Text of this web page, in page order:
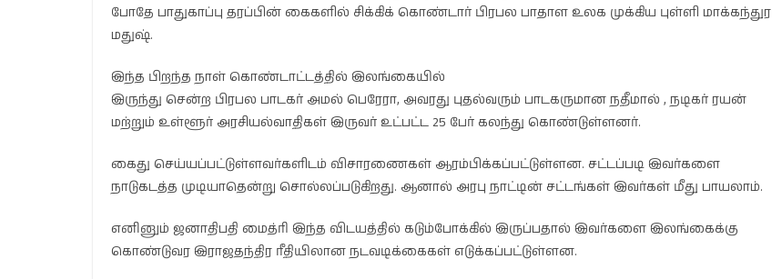
போதே பாதுகாப்பு தரப்பின் கைகளில் சிக்கிக் கொண்டார் பிரபல பாதாள உலக முக்கிய புள்ளி மாக்கந்துர
மதுஷ்.
இந்த பிறந்த நாள் கொண்டாட்டத்தில் இலங்கையில்
இருந்து சென்ற பிரபல பாடகர் அமல் பெரேரா, அவரது புதல்வரும் பாடகருமான நதீமால் , நடிகர் ரயன்
மற்றும் உள்ளூர் அரசியல்வாதிகள் இருவர் உட்பட்ட 25 பேர் கலந்து கொண்டுள்ளனர்.
கைது செய்யப்பட்டுள்ளவர்களிடம் விசாரணைகள் ஆரம்பிக்கப்பட்டுள்ளன. சட்டப்படி இவர்களை
நாடுகடத்த முடியாதென்று சொல்லப்படுகிறது. ஆனால் அரபு நாட்டின் சட்டங்கள் இவர்கள் மீது பாயலாம்.
எனினும் ஜனாதிபதி மைத்ரி இந்த விடயத்தில் கடும்போக்கில் இருப்பதால் இவர்களை இலங்கைக்கு
கொண்டுவர இராஜதந்திர ரீதியிலான நடவடிக்கைகள் எடுக்கப்பட்டுள்ளன.